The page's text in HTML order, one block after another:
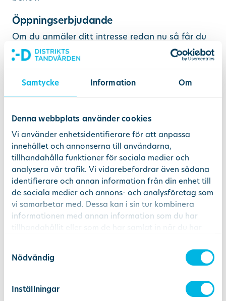
Samtycke Information Om
Denna webbplats använder cookies
Vi använder enhetsidentifierare för att anpassa
innehållet och annonserna till användarna,
tillhandahålla funktioner för sociala medier och
analysera vår trafik. Vi vidarebefordrar även sådana
identifierare och annan information från din enhet till
de sociala medier och annons- och analysföretag som
vi samarbetar med. Dessa kan i sin tur kombinera
informationen med annan information som du har
Nödvändig
Inställningar
Öppningserbjudande
Om du anmäler ditt intresse redan nu så får du
500 kr i rabatt på din första undersökning. Med
det allmänna tandvårdsbidraget kan kostnaden
anmäler ditt intresse senast 30 september 2026.
Det går bra att lägga till fler familjemedlemmar i
formuläret, som då också får rabatten. Barn och
ungdomar under 20 år besöker oss gratis.
Om Distriktstandvården
Distriktstandvården har över 40 kliniker i
Stockholm, Göteborg och Uppsala. Hos oss får
både barn och vuxna hjälp med allt från
specialistkliniker och en narkosverksamhet.
Vanliga frågor